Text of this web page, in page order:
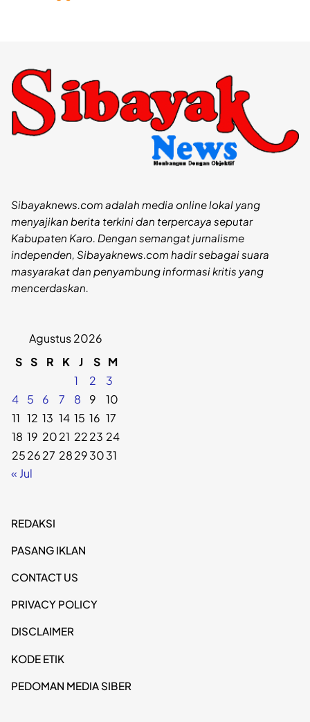
Sibayaknews.com adalah media online lokal yang
menyajikan berita terkini dan terpercaya seputar
Kabupaten Karo. Dengan semangat jurnalisme
independen, Sibayaknews.com hadir sebagai suara
masyarakat dan penyambung informasi kritis yang
mencerdaskan.
Agustus 2026
S S R K J S M
1
2
3
4
5 6 7 8 9
10
11 12 13 14 15 16 17
18 19 2021 2223 24
252627 28293031
« Jul
REDAKSI
PASANG IKLAN
CONTACT US
PRIVACY POLICY
DISCLAIMER
KODE ETIK
PEDOMAN MEDIA SIBER